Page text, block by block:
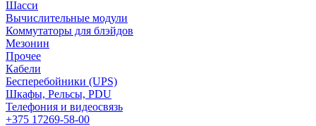
Шасси
Вычислительные модули
Коммутаторы для блэйдов
Мезонин
Прочее
Кабели
Бесперебойники (UPS)
Шкафы, Рельсы, PDU
Телефония и видеосвязь
+375 17269-58-00